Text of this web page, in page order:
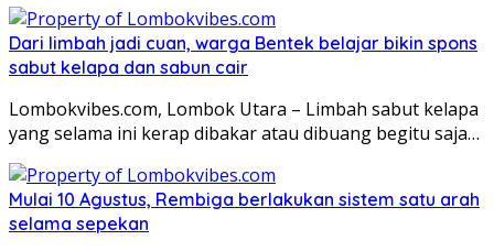
Dari limbah jadi cuan, warga Bentek belajar bikin spons
sabut kelapa dan sabun cair
Lombokvibes.com, Lombok Utara – Limbah sabut kelapa
yang selama ini kerap dibakar atau dibuang begitu saja…
Mulai 10 Agustus, Rembiga berlakukan sistem satu arah
selama sepekan